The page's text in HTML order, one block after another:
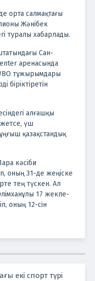
орта салмақтағы
Жәнібек
туралы хабарлады.
Сан-
аренасында
тұжырымдары
біріктіретін
алғашқы
үш
қазақстандық
кәсіби
оның 31-де жеңіске
тең түскен. Ал
17 жекпе-
оның 12-сін
екі спорт түрі